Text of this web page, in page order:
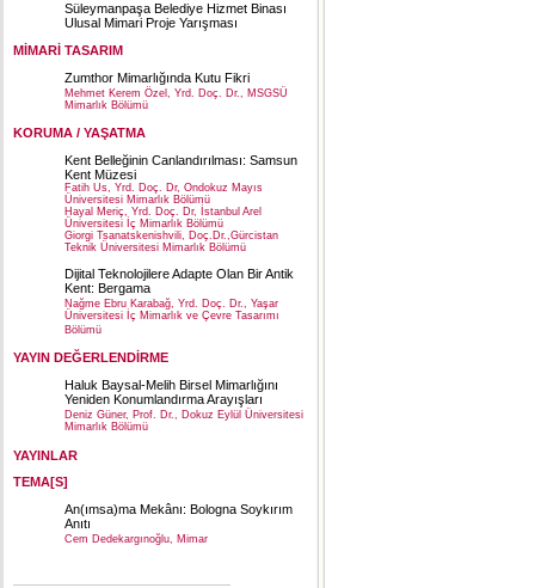
Süleymanpaşa Belediye Hizmet Binası
Ulusal Mimari Proje Yarışması
MİMARİ TASARIM
Zumthor Mimarlığında Kutu Fikri
Mehmet Kerem Özel, Yrd. Doç. Dr., MSGSÜ
Mimarlık Bölümü
KORUMA / YAŞATMA
Kent Belleğinin Canlandırılması: Samsun
Kent Müzesi
Fatih Us, Yrd. Doç. Dr, Ondokuz Mayıs
Üniversitesi Mimarlık Bölümü
Hayal Meriç, Yrd. Doç. Dr, İstanbul Arel
Üniversitesi İç Mimarlık Bölümü
Giorgi Tsanatskenishvili, Doç.Dr.,Gürcistan
Teknik Üniversitesi Mimarlık Bölümü
Dijital Teknolojilere Adapte Olan Bir Antik
Kent: Bergama
Nağme Ebru Karabağ, Yrd. Doç. Dr., Yaşar
Üniversitesi İç Mimarlık ve Çevre Tasarımı
Bölümü
YAYIN DEĞERLENDİRME
Haluk Baysal-Melih Birsel Mimarlığını
Yeniden Konumlandırma Arayışları
Deniz Güner, Prof. Dr., Dokuz Eylül Üniversitesi
Mimarlık Bölümü
YAYINLAR
TEMA[S]
An(ımsa)ma Mekânı: Bologna Soykırım
Anıtı
Cem Dedekargınoğlu, Mimar